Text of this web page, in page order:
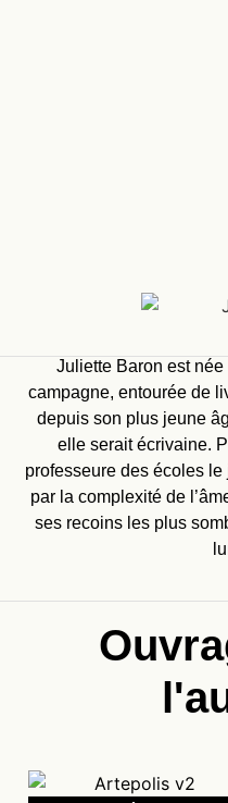
Juliette Baron est
campagne, entourée de
depuis son plus jeune
elle serait écrivaine.
professeure des écoles
par la complexité de
ses recoins les plus